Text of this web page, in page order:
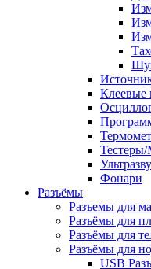
Клеевые
Фонари
Разъёмы
Разъемы для
Разъёмы для
Разъёмы для
Разъёмы для
USB